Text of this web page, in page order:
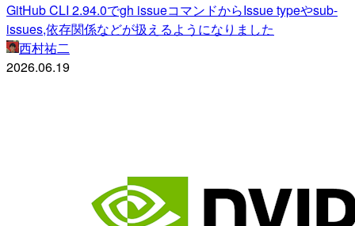
GitHub CLI 2.94.0でgh issueコマンドからIssue typeやsub-
issues,依存関係などが扱えるようになりました
西村祐二
2026.06.19